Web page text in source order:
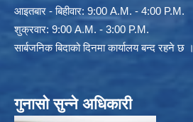
आइतबार - बिहीवार: 9:00 A.M. - 4:00 P.M.
शुक्रवार: 9:00 A.M. - 3:00 P.M.
सार्बजनिक बिदाको दिनमा कार्यालय बन्द रहने छ ।
गुनासो सुन्ने अधिकारी